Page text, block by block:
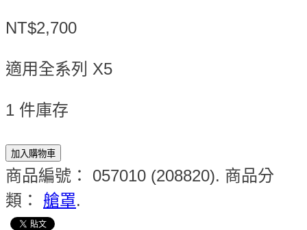
NT$2,700
適用全系列 X5
1 件庫存
加入購物車
商品編號： 057010 (208820). 商品分
類： 艙罩.